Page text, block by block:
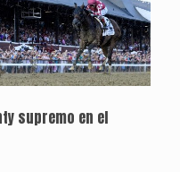
supremo en el